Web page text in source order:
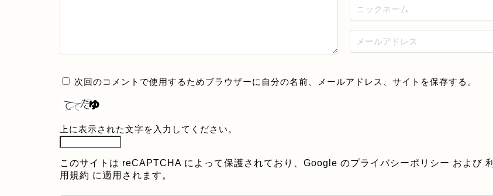
次回のコメントで使用するためブラウザーに自分の名前、メールアドレス、サイトを保存する。
上に表示された文字を入力してください。
このサイトは reCAPTCHA によって保護されており、Google のプライバシーポリシー および 利
用規約 に適用されます。